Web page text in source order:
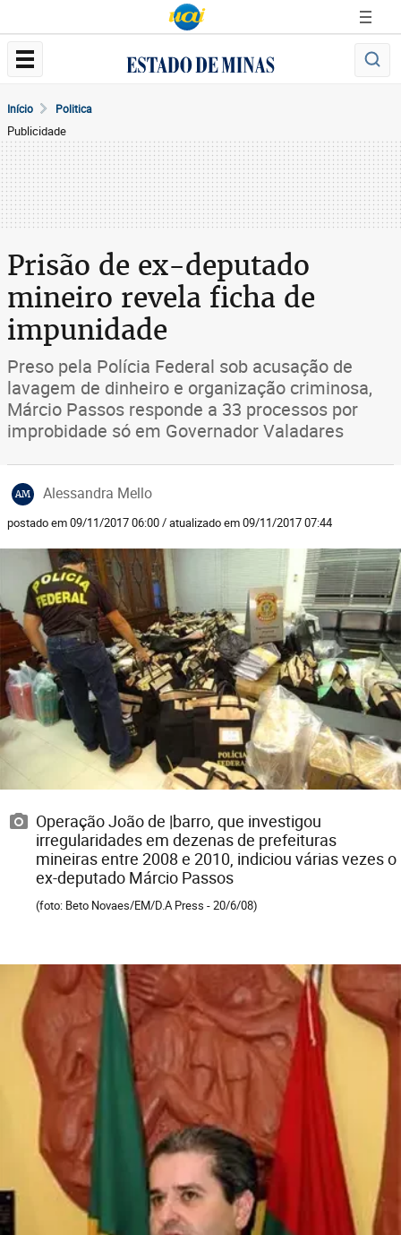
Início Politica
Publicidade
Prisão de ex-deputado
mineiro revela ficha de
impunidade
Preso pela Polícia Federal sob acusação de
lavagem de dinheiro e organização criminosa,
Márcio Passos responde a 33 processos por
improbidade só em Governador Valadares
AM Alessandra Mello
postado em 09/11/2017 06:00 / atualizado em 09/11/2017 07:44
Operação João de |barro, que investigou
irregularidades em dezenas de prefeituras
mineiras entre 2008 e 2010, indiciou várias vezes o
ex-deputado Márcio Passos
(foto: Beto Novaes/EM/D.A Press - 20/6/08)